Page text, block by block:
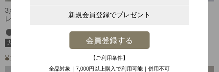
新規会員登録でプレゼント
会員登録する
【ご利用条件】
全品対象｜7,000円以上購入で利用可能｜併用不可
3点セットフリルボレロパンツド
レス
即日発送
大きいサイズ
¥19,800
3点セットフリルボレロドレス
¥17,600